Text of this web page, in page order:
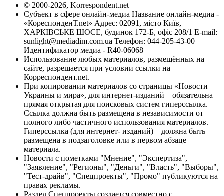
© 2000-2026, Korrespondent.net
Субъект в сфере онлайн-медиа Название онлайн-медиа -
«КореспонденТ.net» Адрес: 02091, місто Київ,
ХАРКІВСЬКЕ ШОСЕ, будинок 172-Б, офіс 208/1 E-mail:
sunlight@mediadim.com.ua Телефон: 044-205-43-00
Идентификатор медиа - R40-06068
Использование любых материалов, размещённых на
сайте, разрешается при условии ссылки на
Корреспондент.net.
При копировании материалов со страницы «Новости
Украины и мира», для интернет-изданий – обязательна
прямая открытая для поисковых систем гиперссылка.
Ссылка должна быть размещена в независимости от
полного либо частичного использования материалов.
Гиперссылка (для интернет- изданий) – должна быть
размещена в подзаголовке или в первом абзаце
материала.
Новости с пометками "Мнение", "Экспертиза",
"Заявление", "Регионы", "Деньги", "Власть", "Выборы",
"Тест-драйв", "Спецпроекты", "Промо" публикуются на
правах рекламы.
Раздел Спецпроекты создается совместно с